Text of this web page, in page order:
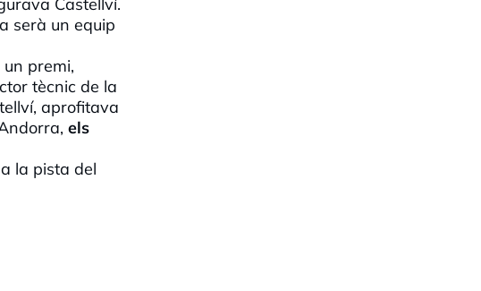
serà un equip
un premi,
tècnic de la
aprofitava
els
la pista del